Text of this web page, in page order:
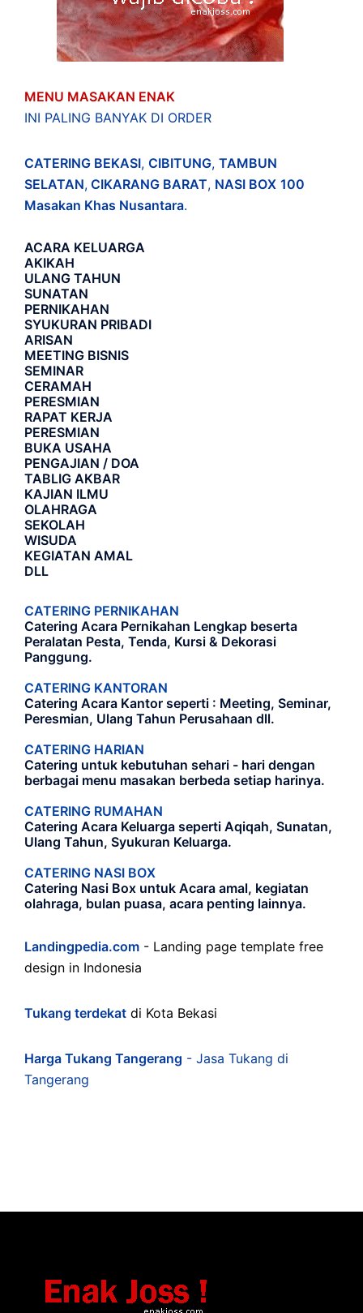
MENU MASAKAN ENAK
INI PALING BANYAK DI ORDER
CATERING BEKASI, CIBITUNG, TAMBUN
SELATAN, CIKARANG BARAT, NASI BOX 100
Masakan Khas Nusantara.
ACARA KELUARGA
AKIKAH
ULANG TAHUN
SUNATAN
PERNIKAHAN
SYUKURAN PRIBADI
ARISAN
MEETING BISNIS
SEMINAR
CERAMAH
PERESMIAN
RAPAT KERJA
PERESMIAN
BUKA USAHA
PENGAJIAN / DOA
TABLIG AKBAR
KAJIAN ILMU
OLAHRAGA
SEKOLAH
WISUDA
KEGIATAN AMAL
DLL
CATERING PERNIKAHAN
Catering Acara Pernikahan Lengkap beserta
Peralatan Pesta, Tenda, Kursi & Dekorasi
Panggung.
CATERING KANTORAN
Catering Acara Kantor seperti : Meeting, Seminar,
Peresmian, Ulang Tahun Perusahaan dll.
CATERING HARIAN
Catering untuk kebutuhan sehari - hari dengan
berbagai menu masakan berbeda setiap harinya.
CATERING RUMAHAN
Catering Acara Keluarga seperti Aqiqah, Sunatan,
Ulang Tahun, Syukuran Keluarga.
CATERING NASI BOX
Catering Nasi Box untuk Acara amal, kegiatan
olahraga, bulan puasa, acara penting lainnya.
Landingpedia.com - Landing page template free
design in Indonesia
Tukang terdekat di Kota Bekasi
Harga Tukang Tangerang - Jasa Tukang di
Tangerang